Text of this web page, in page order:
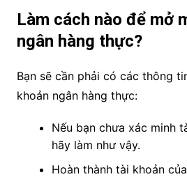
Làm cách nào để mở
ngân hàng thực?
Bạn sẽ cần phải có các thông
khoản ngân hàng thực:
Nếu bạn chưa xác minh
hãy làm như vậy.
Hoàn thành tài khoản